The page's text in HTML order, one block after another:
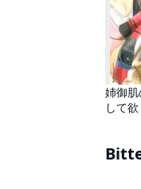
姉御
して